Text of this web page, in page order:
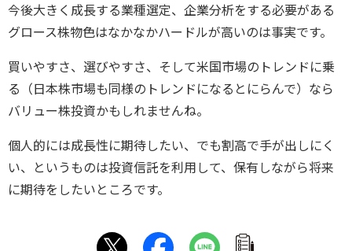
今後大きく成長する業種選定、企業分析をする必要がある
グロース株物色はなかなかハードルが高いのは事実です。
買いやすさ、選びやすさ、そして米国市場のトレンドに乗
る（日本株市場も同様のトレンドになるとにらんで）なら
バリュー株投資かもしれませんね。
個人的には成長性に期待したい、でも割高で手が出しにく
い、というものは投資信託を利用して、保有しながら将来
に期待をしたいところです。